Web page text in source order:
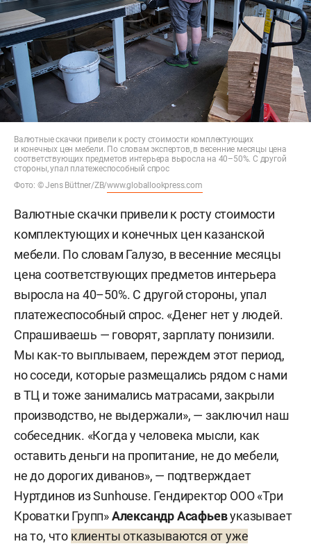
Валютные скачки привели к росту стоимости комплектующих
и конечных цен мебели. По словам экспертов, в весенние месяцы цена
соответствующих предметов интерьера выросла на 40–50%. С другой
стороны, упал платежеспособный спрос
Фото: © Jens Büttner/ZB/www.globallookpress.com
Валютные скачки привели к росту стоимости
комплектующих и конечных цен казанской
мебели. По словам Галузо, в весенние месяцы
цена соответствующих предметов интерьера
выросла на 40–50%. С другой стороны, упал
платежеспособный спрос. «Денег нет у людей.
Спрашиваешь — говорят, зарплату понизили.
Мы как-то выплываем, переждем этот период,
но соседи, которые размещались рядом с нами
в ТЦ и тоже занимались матрасами, закрыли
производство, не выдержали», — заключил наш
собеседник. «Когда у человека мысли, как
оставить деньги на пропитание, не до мебели,
не до дорогих диванов», — подтверждает
Нуртдинов из Sunhouse. Гендиректор ООО «Три
Кроватки Групп»Александр Асафьевуказывает
на то, что клиенты отказываются от уже